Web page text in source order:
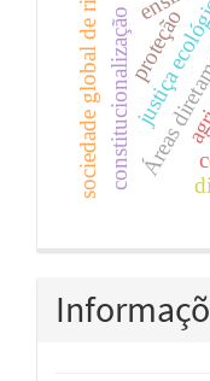
justiça
constitucionalização
sociedade global de riscoÁreas
proteção